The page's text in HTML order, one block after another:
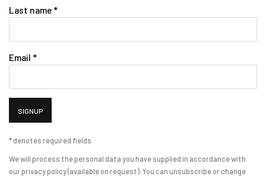
Last name *
Email *
SIGNUP
* denotes required fields
We will process the personal data you have supplied in accordance with
our privacy policy (available on request). You can unsubscribe or change